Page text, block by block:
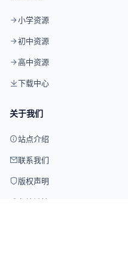
小学资源
初中资源
高中资源
下载中心
关于我们
站点介绍
联系我们
版权声明
友情链接